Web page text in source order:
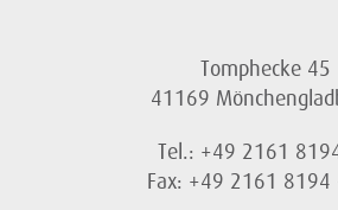
Tomphecke 45
41169
Tel.: +49 2161
Fax: +49 2161 8194